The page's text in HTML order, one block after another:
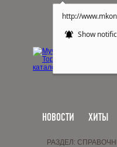
http://
Show
НОВОСТИ ХИТЫ
РАЗДЕЛ: